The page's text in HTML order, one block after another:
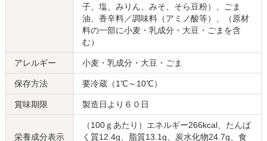
子、塩、みりん、みそ、そら豆粉）、ごま
油、香辛料／調味料（アミノ酸等）、（原材
料の一部に小麦・乳成分・大豆・ごまを含
む）
アレルギー 小麦・乳成分・大豆・ごま
保存方法 要冷蔵（1℃～10℃）
賞味期限 製造日より６０日
栄養成分表示
（100ｇあたり）エネルギー266kcal、たんぱ
く質12.4g、脂質13.1g、炭水化物24.7g、食